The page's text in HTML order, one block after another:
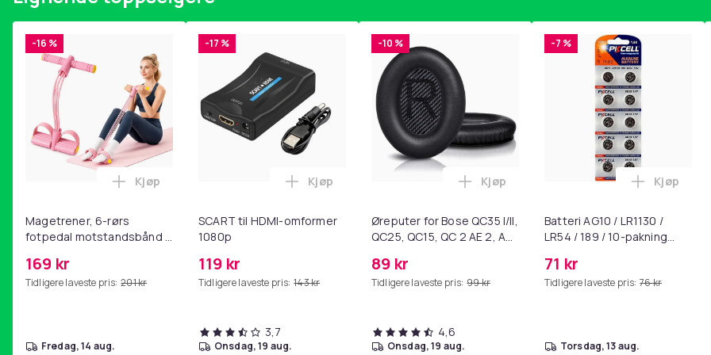
-16 %
Magetrener, 6-rørs
fotpedal motstandsbånd -
yoga og
hjemmegymnastikk Pink
169 kr
Tidligere laveste pris: 201 kr
Legg Magetrener, 6-rørs fotpedal motstandsbånd - mage- og kjernetrening, yoga og
Kjøp
fredag, 14 aug.
-17 %
SCART til HDMI-omformer
1080p
119 kr
Tidligere laveste pris: 143 kr
Legg SCART til HDMI-omformer 1080p i handlekurven
Kjøp
3,7
onsdag, 19 aug.
-10 %
Øreputer for Bose QC35 I/II,
QC25, QC15, QC 2 AE 2, AE
SoundLink Black
89 kr
Tidligere laveste pris: 99 kr
Legg Øreputer for Bose QC35 I/II, QC25,
Kjøp
4,6
onsdag, 19 aug.
-7 %
Batteri AG10 / LR1130 /
LR54 / 189 / 10-pakning
71 kr
Tidligere laveste pris: 76 kr
Legg
Kjøp
torsdag, 13 aug.